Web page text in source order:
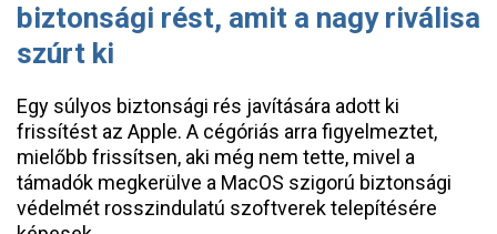
biztonsági rést, amit a nagy riválisa
szúrt ki
Egy súlyos biztonsági rés javítására adott ki
frissítést az Apple. A cégóriás arra figyelmeztet,
mielőbb frissítsen, aki még nem tette, mivel a
támadók megkerülve a MacOS szigorú biztonsági
védelmét rosszindulatú szoftverek telepítésére